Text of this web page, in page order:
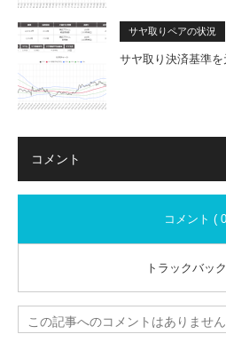
サヤ取りペアの状況
サヤ取り決済基準
コメント
コメント (
トラックバッ
この記事へのコメントはありません